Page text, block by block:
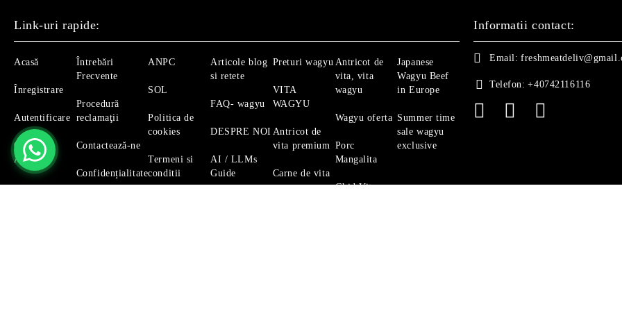
Link-uri rapide:
Acasă
Înregistrare
Autentificare
Căutare
Avansată
Întrebări
Frecvente
Procedură
reclamaţii
Contactează-ne
Confidențialitate
ANPC
SOL
Politica de
cookies
Termeni si
conditii
Articole blog
si retete
FAQ- wagyu
DESPRE NOI
AI / LLMs
Guide
Preturi wagyu
VITA
WAGYU
Antricot de
vita premium
Carne de vita
Antricot de
vita, vita
wagyu
Wagyu oferta
Porc
Mangalita
Ghid Vita
Japanese
Wagyu Beef
in Europe
Summer time
sale wagyu
exclusive
Informatii contact:
Email:
Telefon: +40742116116